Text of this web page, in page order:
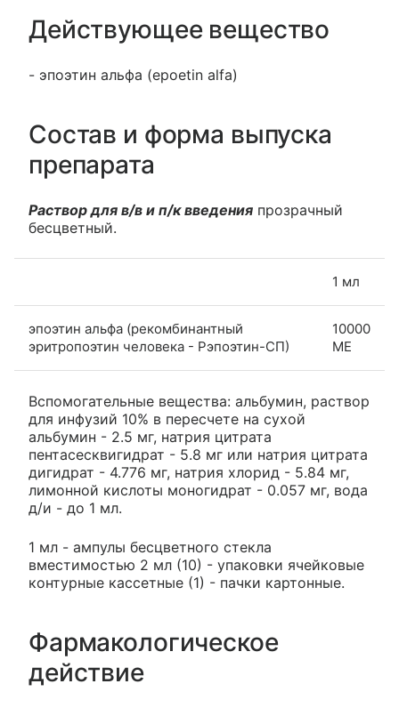
Действующее вещество
- эпоэтин альфа (epoetin alfa)
Состав и форма выпуска
препарата
Раствор для в/в и п/к введения прозрачный
бесцветный.
1 мл
эпоэтин альфа (рекомбинантный
эритропоэтин человека - Рэпоэтин-СП)
10000
МЕ
Вспомогательные вещества: альбумин, раствор
для инфузий 10% в пересчете на сухой
альбумин - 2.5 мг, натрия цитрата
пентасесквигидрат - 5.8 мг или натрия цитрата
дигидрат - 4.776 мг, натрия хлорид - 5.84 мг,
лимонной кислоты моногидрат - 0.057 мг, вода
д/и - до 1 мл.
1 мл - ампулы бесцветного стекла
вместимостью 2 мл (10) - упаковки ячейковые
контурные кассетные (1) - пачки картонные.
Фармакологическое
действие